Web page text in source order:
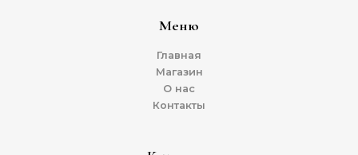
Меню
Главная
Магазин
О нас
Контакты